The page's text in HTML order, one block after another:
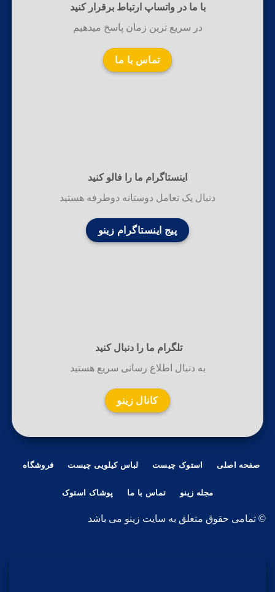
با ما در واتساپ ارتباط برقرار کنید
در سریع ترین زمان پاسخ میدهیم
تماس با ما
اینستاگرام ما را فالو کنید
دنبال یک تعامل دوستانه دوطرفه هستید
پیج اینستاگرام زینو
تلگرام ما را دنبال کنید
به دنبال اطلاع رسانی سریع هستید
کانال زینو
صفحه اصلی استوک چیست لباس کیلویی چیست فروشگاه
مجله زینو تماس با ما پوشاک استوک
© تمامی حقوق متعلق به سایت زینو می باشد